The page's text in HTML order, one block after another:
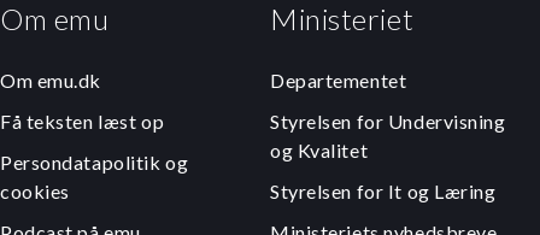
Om emu
Om emu.dk
Få teksten læst op
Persondatapolitik og
cookies
Ministeriet
Departementet
Styrelsen for Undervisning
og Kvalitet
Styrelsen for It og Læring